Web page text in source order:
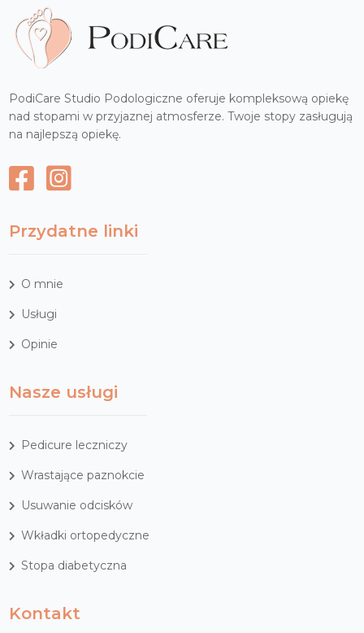
PodiCare Studio Podologiczne oferuje kompleksową opiekę
nad stopami w przyjaznej atmosferze. Twoje stopy zasługują
na najlepszą opiekę.
Przydatne linki
O mnie
Usługi
Opinie
Nasze usługi
Pedicure leczniczy
Wrastające paznokcie
Usuwanie odcisków
Wkładki ortopedyczne
Stopa diabetyczna
Kontakt